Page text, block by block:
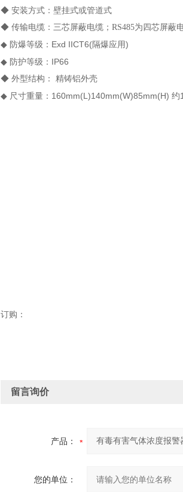
◆ 安装方式：壁挂式或管道式
◆ 传输电缆：三芯屏蔽电缆；RS485为四芯屏蔽
◆ 防爆等级： Exd IICT6(隔爆应用)
◆ 防护等级： IP66
◆ 外型结构： 精铸铝外壳
◆ 尺寸重量： 160mm(L)140mm(W)85mm(H) 约
订购：
留言询价
产品：
您的单位：